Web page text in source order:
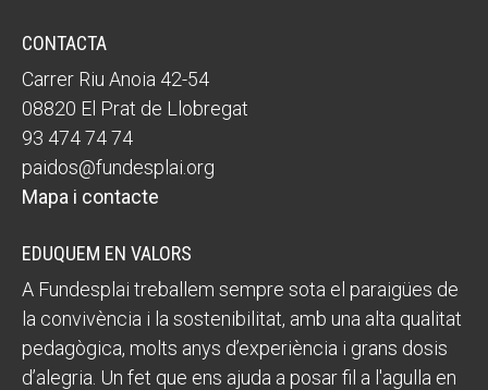
CONTACTA
Carrer Riu Anoia 42-54
08820 El Prat de Llobregat
93 474 74 74
paidos@fundesplai.org
Mapa i contacte
EDUQUEM EN VALORS
A Fundesplai treballem sempre sota el paraigües de
la convivència i la sostenibilitat, amb una alta qualitat
pedagògica, molts anys d’experiència i grans dosis
d’alegria. Un fet que ens ajuda a posar fil a l'agulla en